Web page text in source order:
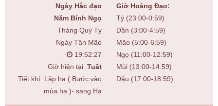
Ngày Hắc đạo
Năm Bính Ngọ
Tháng Quý Tỵ
Ngày Tân Mão
19:52:28
Giờ hiện tại: Tuất
Tiết khí: Lập hạ ( Bước vào
mùa hạ )- sang Hạ
Giờ Hoàng Đạo:
Tý (23:00-0:59)
Dần (3:00-4:59)
Mão (5:00-6:59)
Ngọ (11:00-12:59)
Mùi (13:00-14:59)
Dậu (17:00-18:59)